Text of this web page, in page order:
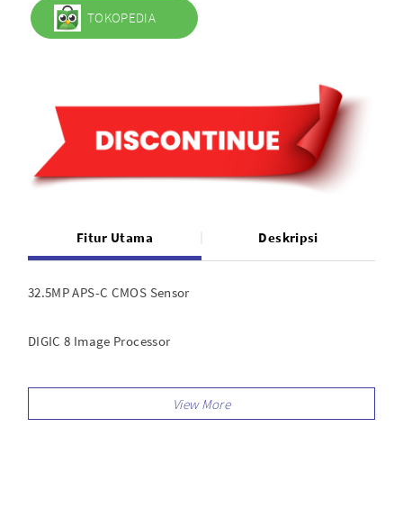
TOKOPEDIA
Fitur Utama Deskripsi
32.5MP APS-C CMOS Sensor
DIGIC 8 Image Processor
UHD 4K30p &; Full HD 120p Video Recording